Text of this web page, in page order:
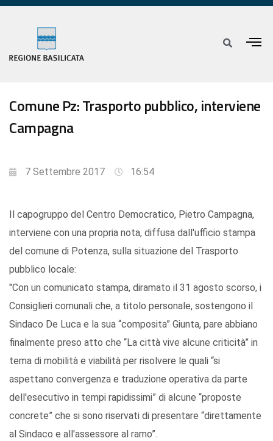
Comune Pz: Trasporto pubblico, interviene
Campagna
7 Settembre 2017 16:54
Il capogruppo del Centro Democratico, Pietro Campagna,
interviene con una propria nota, diffusa dall'ufficio stampa
del comune di Potenza, sulla situazione del Trasporto
pubblico locale:
"Con un comunicato stampa, diramato il 31 agosto scorso, i
Consiglieri comunali che, a titolo personale, sostengono il
Sindaco De Luca e la sua “composita” Giunta, pare abbiano
finalmente preso atto che “La città vive alcune criticità” in
tema di mobilità e viabilità per risolvere le quali “si
aspettano convergenza e traduzione operativa da parte
dell'esecutivo in tempi rapidissimi” di alcune “proposte
concrete” che si sono riservati di presentare “direttamente
al Sindaco e all'assessore al ramo”.